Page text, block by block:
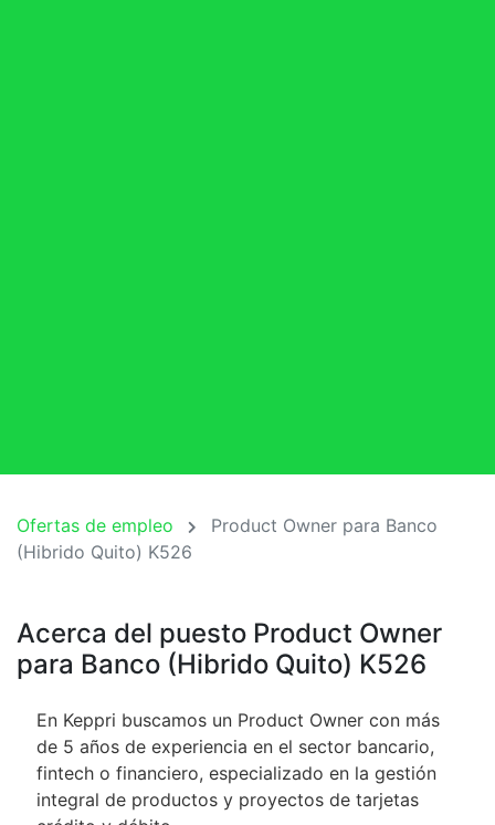
Ofertas de empleo
Product Owner para Banco
(Hibrido Quito) K526
Acerca del puesto Product Owner
para Banco (Hibrido Quito) K526
En Keppri buscamos un Product Owner con más
de 5 años de experiencia en el sector bancario,
fintech o financiero, especializado en la gestión
integral de productos y proyectos de tarjetas